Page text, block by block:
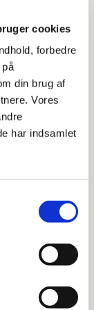
cookies
forbedre
din brug af
Vores
har indsamlet
13.
aftener,
2898
har talt